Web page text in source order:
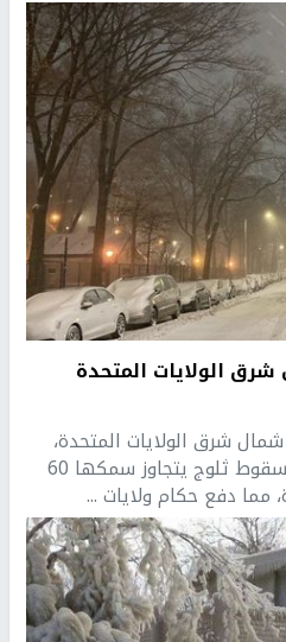
الولايات المتحدة
شرق الولايات المتحدة،
اليوم السبت، مثيرة احتمال سقوط ثلوج يتجاوز سمكها 60
مما دفع حكام ولايات ...